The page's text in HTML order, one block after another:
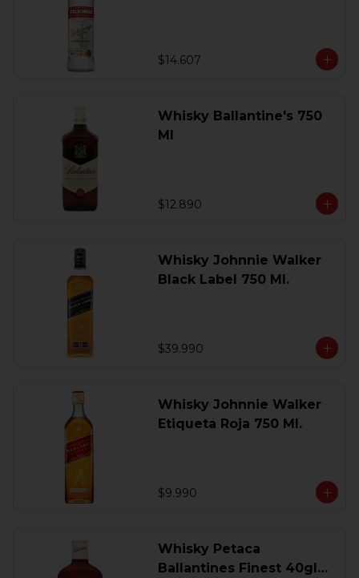
$14.607
Whisky Ballantine's 750
Ml
$12.890
Whisky Johnnie Walker
Black Label 750 Ml.
$39.990
Whisky Johnnie Walker
Etiqueta Roja 750 Ml.
$9.990
Whisky Petaca
Ballantines Finest 40gl